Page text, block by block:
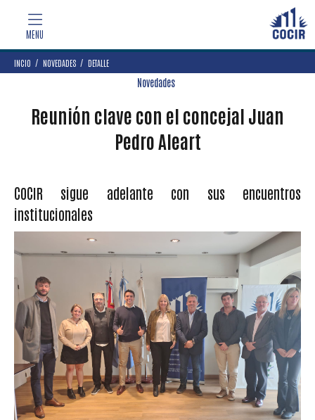
INCIO NOVEDADES DETALLE
Novedades
Reunión clave con el concejal Juan
Pedro Aleart
COCIR sigue adelante con sus encuentros
institucionales